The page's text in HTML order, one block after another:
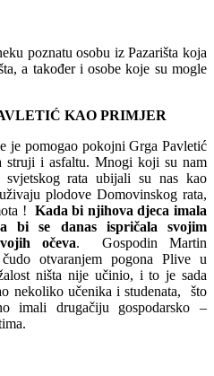
poznatu osobu iz Pazarišta koja
a također i osobe koje su mogle
KAO PRIMJER
pomogao pokojni Grga Pavletić
struji i asfaltu. Mnogi koji su nam
rata ubijali su nas kao
plodove Domovinskog rata,
! Kada bi njihova djeca imala
bi se danas ispričala svojim
očeva. Gospodin Martin
otvaranjem pogona Plive u
ništa nije učinio, i to je sada
nekoliko učenika i studenata, što
imali drugačiju gospodarsko –